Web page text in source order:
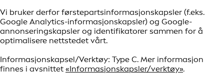
Vi bruker derfor førstepartsinformasjonskapsler (f.eks.
Google Analytics-informasjonskapsler) og Google-
annonseringskapsler og identifikatorer sammen for å
optimalisere nettstedet vårt.
Informasjonskapsel/Verktøy: Type C. Mer informasjon
finnes i avsnittet «Informasjonskapsler/verktøy».